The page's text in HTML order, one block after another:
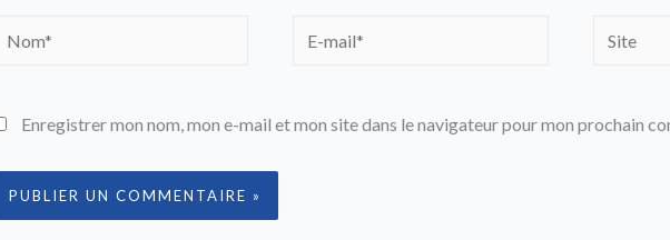
Nom* Site
Enregistrer mon nom, mon e-mail et mon site dans le navigateur pour mon prochain